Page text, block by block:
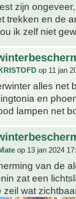
zijn
trekken en de
ik zelf niet
op 11 jan
alles net
en
lampen net
op 13 jan 2024
van de
zat een
zeil wat